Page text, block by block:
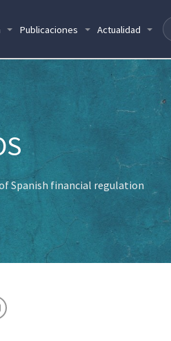
Publicaciones Actualidad
Spanish financial regulation